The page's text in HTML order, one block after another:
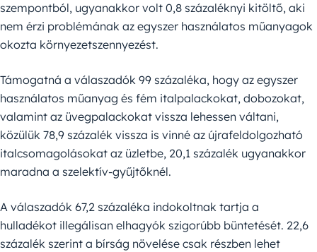
szempontból, ugyanakkor volt 0,8 százaléknyi kitöltő, aki
nem érzi problémának az egyszer használatos műanyagok
okozta környezetszennyezést.
Támogatná a válaszadók 99 százaléka, hogy az egyszer
használatos műanyag és fém italpalackokat, dobozokat,
valamint az üvegpalackokat vissza lehessen váltani,
közülük 78,9 százalék vissza is vinné az újrafeldolgozható
italcsomagolásokat az üzletbe, 20,1 százalék ugyanakkor
maradna a szelektív-gyűjtőknél.
A válaszadók 67,2 százaléka indokoltnak tartja a
hulladékot illegálisan elhagyók szigorúbb büntetését. 22,6
százalék szerint a bírság növelése csak részben lehet